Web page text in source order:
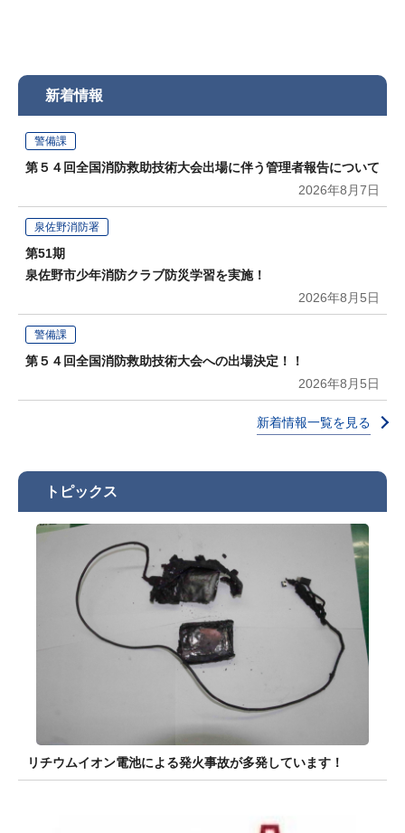
新着情報
警備課
第５４回全国消防救助技術大会出場に伴う管理者報告について
2026年8月7日
泉佐野消防署
第51期
泉佐野市少年消防クラブ防災学習を実施！
2026年8月5日
警備課
第５４回全国消防救助技術大会への出場決定！！
2026年8月5日
新着情報一覧を見る
トピックス
リチウムイオン電池による発火事故が多発しています！